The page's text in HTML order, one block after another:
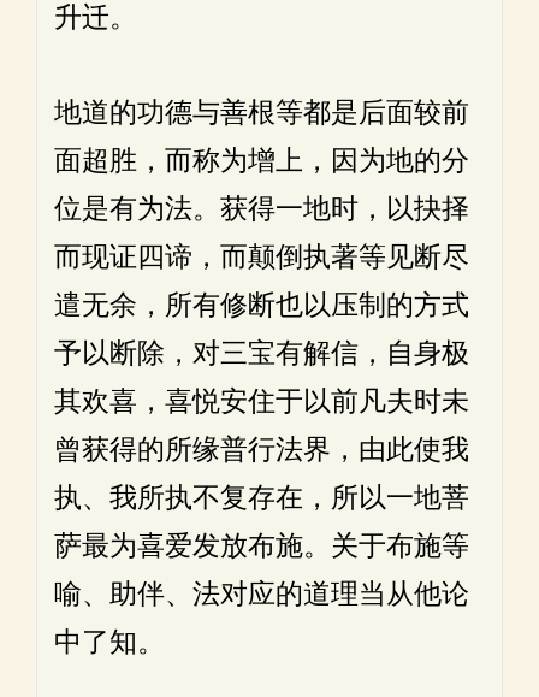
升迁。
地道的功德与善根等都是后面较前
面超胜，而称为增上，因为地的分
位是有为法。获得一地时，以抉择
而现证四谛，而颠倒执著等见断尽
遣无余，所有修断也以压制的方式
予以断除，对三宝有解信，自身极
其欢喜，喜悦安住于以前凡夫时未
曾获得的所缘普行法界，由此使我
执、我所执不复存在，所以一地菩
萨最为喜爱发放布施。关于布施等
喻、助伴、法对应的道理当从他论
中了知。